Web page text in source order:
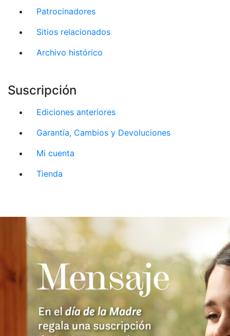
Patrocinadores
Sitios relacionados
Archivo histórico
Suscripción
Ediciones anteriores
Garantía, Cambios y Devoluciones
Mi cuenta
Tienda